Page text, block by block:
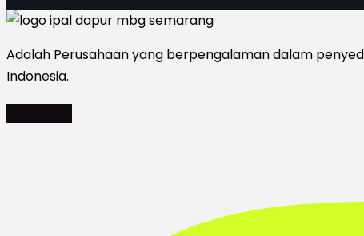
Adalah Perusahaan yang berpengalaman dalam
Indonesia.